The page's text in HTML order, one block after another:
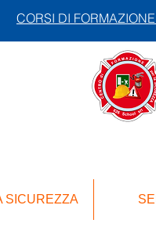
CORSI DI
SICUREZZA